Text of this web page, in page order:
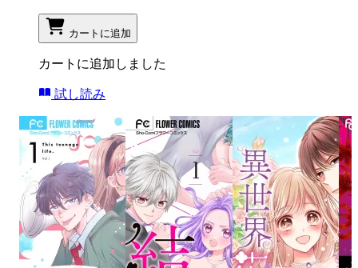
カートに追加
カートに追加しました
試し読み